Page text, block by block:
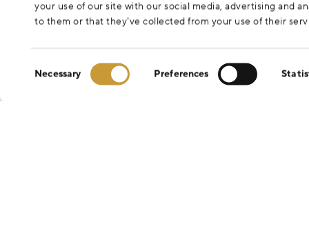
your use of our site with our social media, advertising and
to them or that they’ve collected from your use of their
Necessary Preferences